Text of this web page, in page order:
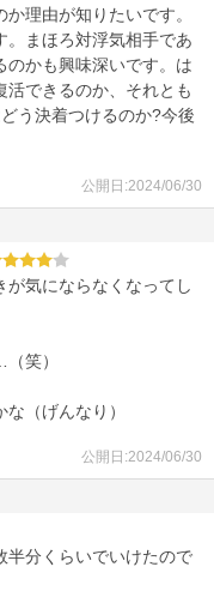
理由が知りたいです。
。まほろ対浮気相手であ
のかも興味深いです。は
活できるのか、それとも
う決着つけるのか?今後
公開日:2024/06/30
が気にならなくなってし
笑）
（げんなり）
公開日:2024/06/30
半分くらいでいけたので